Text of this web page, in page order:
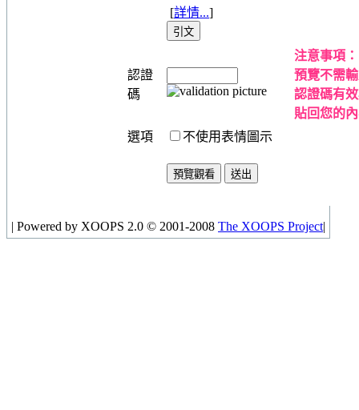
[詳情...]
認證
碼
注意事項：
預覽不需
認證碼有
貼回您的
選項
不使用表情圖示
| Powered by XOOPS 2.0 © 2001-2008 The XOOPS Project|